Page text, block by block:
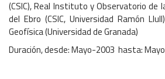
(CSIC), Real Instituto y Observatorio de
del Ebro (CSIC, Universidad Ramón
Geofísica (Universidad de Granada)
Duración, desde: Mayo-2003 hasta: